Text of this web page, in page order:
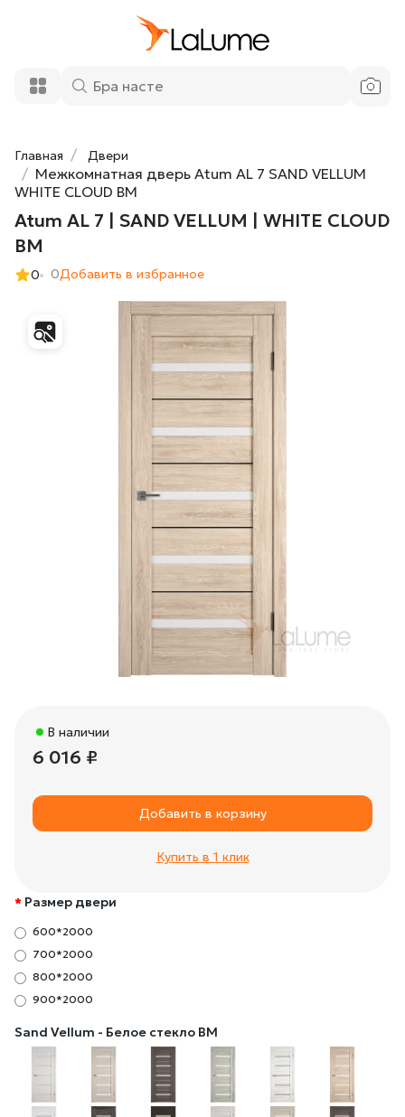
Главная Двери
Межкомнатная дверь Atum AL 7 SAND VELLUM
WHITE CLOUD BM
Atum AL 7 | SAND VELLUM | WHITE CLOUD
BM
0 0Добавить в избранное
Размер двери
600*2000
700*2000
800*2000
900*2000
Sand Vellum - Белое стекло BM
В наличии
6 016 ₽
Добавить в корзину
Купить в 1 клик